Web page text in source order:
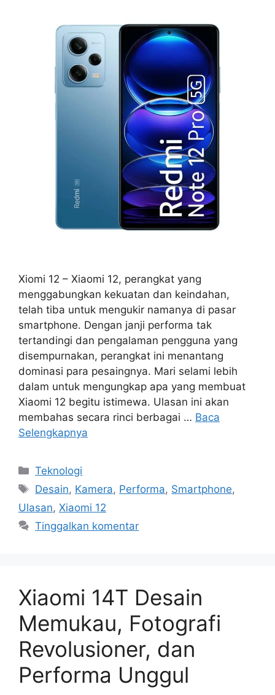
Xiomi 12 – Xiaomi 12, perangkat yang
menggabungkan kekuatan dan keindahan,
telah tiba untuk mengukir namanya di pasar
smartphone. Dengan janji performa tak
tertandingi dan pengalaman pengguna yang
disempurnakan, perangkat ini menantang
dominasi para pesaingnya. Mari selami lebih
dalam untuk mengungkap apa yang membuat
Xiaomi 12 begitu istimewa. Ulasan ini akan
membahas secara rinci berbagai … Baca
Selengkapnya
Kategori
Teknologi
Tag
Desain, Kamera, Performa, Smartphone,
Ulasan, Xiaomi 12
Tinggalkan komentar
Xiaomi 14T Desain
Memukau, Fotografi
Revolusioner, dan
Performa Unggul